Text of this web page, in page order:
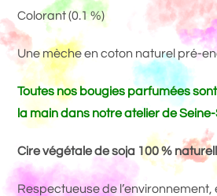
Colorant (0.1 %)
Une mèche en coton naturel pré-
Toutes nos bougies parfumées
la main dans notre atelier de
Cire végétale de soja 100 %
Respectueuse de l’environnement,